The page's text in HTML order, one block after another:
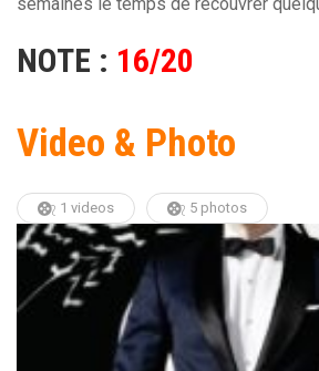
NOTE : 16/20
Video & Photo
1 videos 5 photos